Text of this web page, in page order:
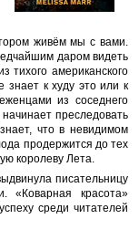
живём мы с вами.
даром видеть
тихого американского
знает к худу это или к
из соседнего
преследовать
что в невидимом
продержится до тех
королеву Лета.
писательницу
«Коварная красота»
среди читателей